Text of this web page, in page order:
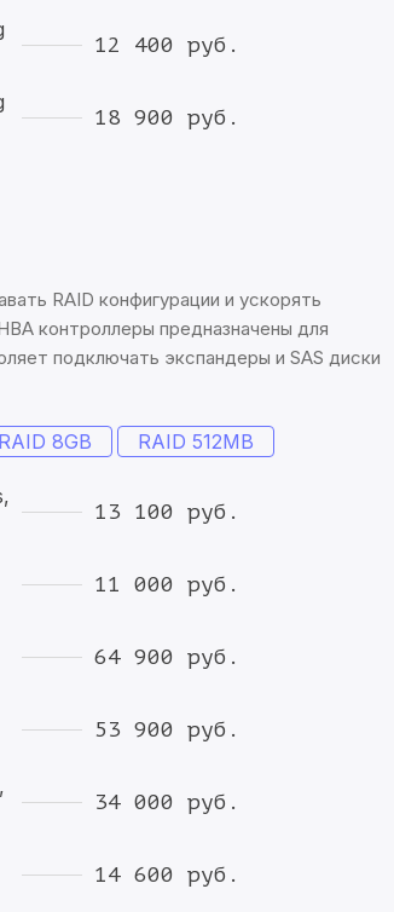
12 400 руб.
18 900 руб.
RAID конфигурации и ускорять
контроллеры предназначены для
подключать экспандеры и SAS диски
RAID 8GB RAID 512MB
13 100 руб.
11 000 руб.
64 900 руб.
53 900 руб.
34 000 руб.
14 600 руб.